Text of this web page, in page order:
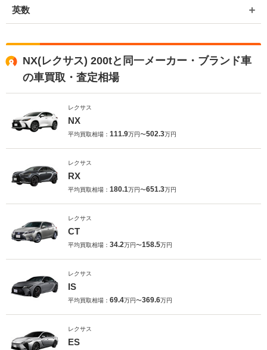
英数
NX(レクサス) 200tと同一メーカー・ブランド車
の車買取・査定相場
レクサス
NX
平均買取相場： 111.9万円〜502.3万円
レクサス
RX
平均買取相場： 180.1万円〜651.3万円
レクサス
CT
平均買取相場： 34.2万円〜158.5万円
レクサス
IS
平均買取相場： 69.4万円〜369.6万円
レクサス
ES